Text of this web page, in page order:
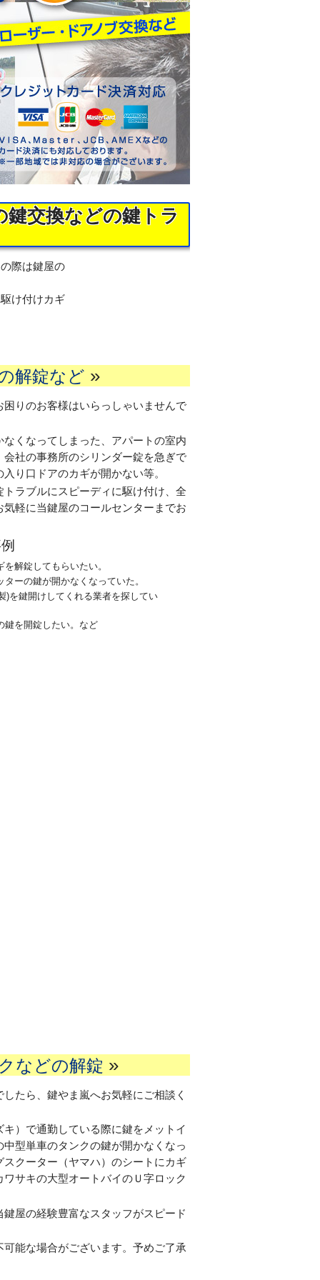
交換などの鍵トラ
際は鍵屋の
け付けカギ
解錠など »
りのお客様はいらっしゃいませんで
くなってしまった、アパートの室内
社の事務所のシリンダー錠を急ぎで
り口ドアのカギが開かない等。
ラブルにスピーディに駆け付け、全
軽に当鍵屋のコールセンターまでお
解錠してもらいたい。
ーの鍵が開かなくなっていた。
)を鍵開けしてくれる業者を探してい
鍵を開錠したい。など
などの解錠 »
たら、鍵やま嵐へお気軽にご相談く
）で通勤している際に鍵をメットイ
型単車のタンクの鍵が開かなくなっ
クーター（ヤマハ）のシートにカギ
サキの大型オートバイのＵ字ロック
屋の経験豊富なスタッフがスピード
能な場合がございます。予めご了承